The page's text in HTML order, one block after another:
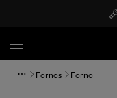
Fornos Forno